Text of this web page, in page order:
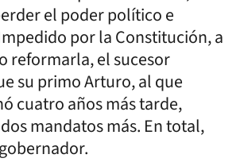
el poder político e
por la Constitución, a
reformarla, el sucesor
su primo Arturo, al que
cuatro años más tarde,
mandatos más. En total,